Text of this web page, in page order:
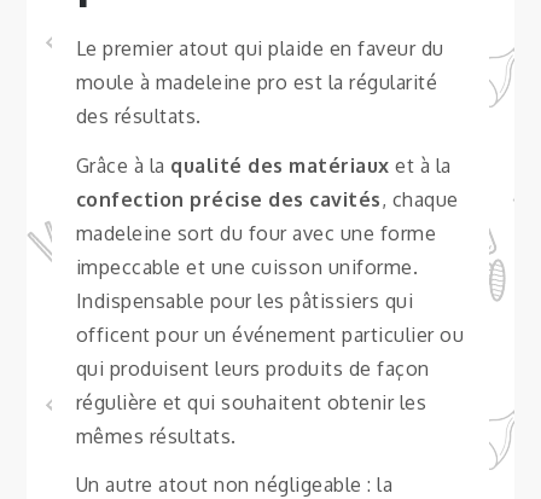
Le premier atout qui plaide en faveur du
moule à madeleine pro est la régularité
des résultats.
Grâce à la qualité des matériaux et à la
confection précise des cavités, chaque
madeleine sort du four avec une forme
impeccable et une cuisson uniforme.
Indispensable pour les pâtissiers qui
officent pour un événement particulier ou
qui produisent leurs produits de façon
régulière et qui souhaitent obtenir les
mêmes résultats.
Un autre atout non négligeable : la